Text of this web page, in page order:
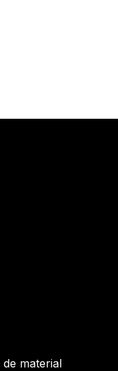
de material